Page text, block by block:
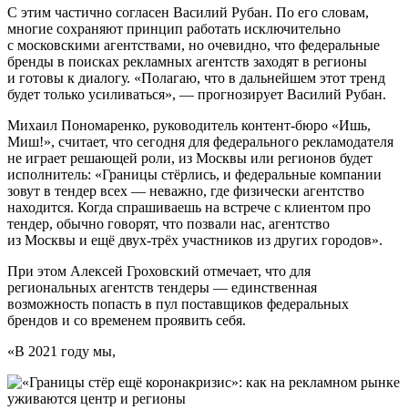
С этим частично согласен Василий Рубан. По его словам,
многие сохраняют принцип работать исключительно
с московскими агентствами, но очевидно, что федеральные
бренды в поисках рекламных агентств заходят в регионы
и готовы к диалогу. «Полагаю, что в дальнейшем этот тренд
будет только усиливаться», — прогнозирует Василий Рубан.
Михаил Пономаренко, руководитель контент-бюро «Ишь,
Миш!», считает, что сегодня для федерального рекламодателя
не играет решающей роли, из Москвы или регионов будет
исполнитель: «Границы стёрлись, и федеральные компании
зовут в тендер всех — неважно, где физически агентство
находится. Когда спрашиваешь на встрече с клиентом про
тендер, обычно говорят, что позвали нас, агентство
из Москвы и ещё двух-трёх участников из других городов».
При этом Алексей Гроховский отмечает, что для
региональных агентств тендеры — единственная
возможность попасть в пул поставщиков федеральных
брендов и со временем проявить себя.
«В 2021 году мы,